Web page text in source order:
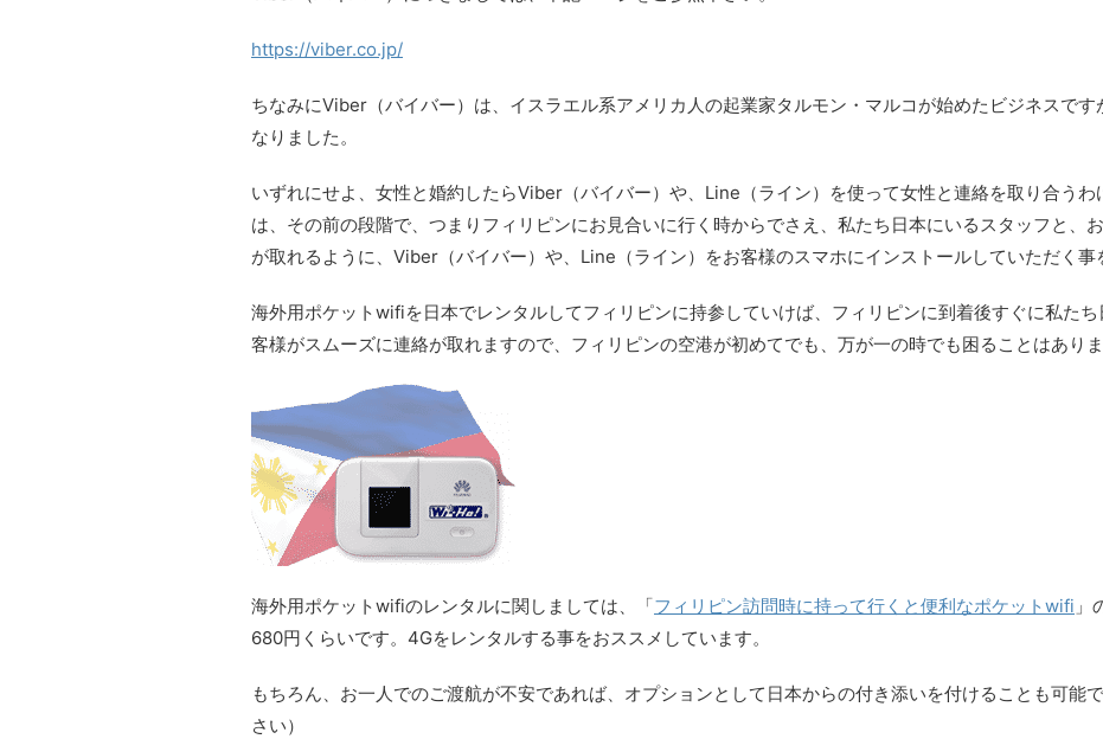
https://viber.co.jp/
ちなみにViber（バイバー）は、イスラエル系アメリカ人の起業家タルモン・マルコが始めたビジネスで
なりました。
いずれにせよ、女性と婚約したらViber（バイバー）や、Line（ライン）を使って女性と連絡を取り合うわ
は、その前の段階で、つまりフィリピンにお見合いに行く時からでさえ、私たち日本にいるスタッフと、
が取れるように、Viber（バイバー）や、Line（ライン）をお客様のスマホにインストールしていただく事
海外用ポケットwifiを日本でレンタルしてフィリピンに持参していけば、フィリピンに到着後すぐに私た
客様がスムーズに連絡が取れますので、フィリピンの空港が初めてでも、万が一の時でも困ることはありま
海外用ポケットwifiのレンタルに関しましては、「フィリピン訪問時に持って行くと便利なポケットwifi 」
680円くらいです。4Gをレンタルする事をおススメしています。
もちろん、お一人でのご渡航が不安であれば、オプションとして日本からの付き添いを付けることも可能
さい）